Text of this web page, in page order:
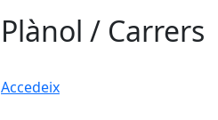
Plànol / Carrers
Accedeix